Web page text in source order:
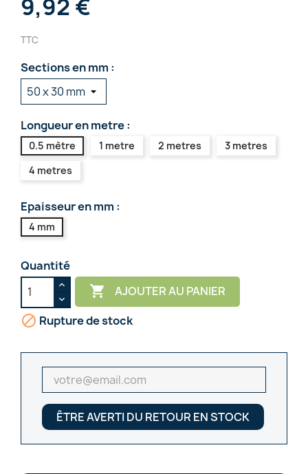
9,92 €
TTC
Sections en mm :
Longueur en metre :
0.5 mètre 1 metre 2 metres
3 metres
4 metres
Epaisseur en mm :
4 mm
Quantité
 AJOUTER AU PANIER
 Rupture de stock
ÊTRE AVERTI DU RETOUR EN STOCK